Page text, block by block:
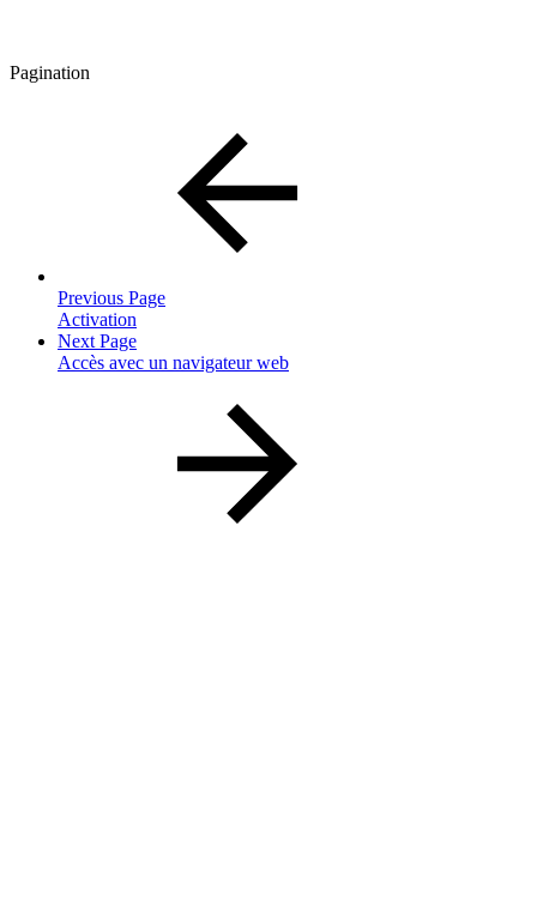
Pagination
Previous Page
Activation
Next Page
Accès avec un navigateur web